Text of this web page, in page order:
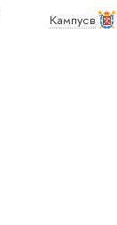
Кампус в